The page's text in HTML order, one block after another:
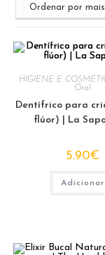
HIGIENE E
Oral
Dentífrico para
flúor) | La
5.90€
Adicionar